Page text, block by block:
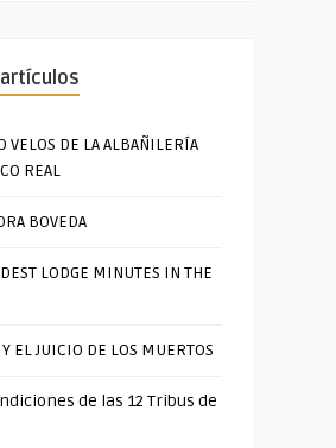
VELOS DE LA ALBAÑILERÍA
REAL
BOVEDA
LODGE MINUTES IN THE
EL JUICIO DE LOS MUERTOS
de las 12 Tribus de